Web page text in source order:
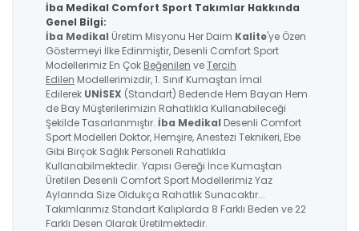
İba Medikal Comfort Sport Takımlar Hakkında
Genel Bilgi:
İba Medikal Üretim Misyonu Her Daim Kalite'ye Özen
Göstermeyi İlke Edinmiştir, Desenli Comfort Sport
Modellerimiz En Çok Beğenilen veTercih
Edilen Modellerimizdir, 1. Sınıf Kumaştan İmal
Edilerek UNİSEX (Standart) Bedende Hem Bayan Hem
de Bay Müşterilerimizin Rahatlıkla Kullanabileceği
Şekilde Tasarlanmıştır. İba Medikal Desenli Comfort
Sport Modelleri Doktor, Hemşire, Anestezi Teknikeri, Ebe
Gibi Birçok Sağlık Personeli Rahatlıkla
Kullanabilmektedir. Yapısı Gereği İnce Kumaştan
Üretilen Desenli Comfort Sport Modellerimiz Yaz
Aylarında Size Oldukça Rahatlık Sunacaktır...
Takımlarımız Standart Kalıplarda 8 Farklı Beden ve 22
Farklı Desen Olarak Üretilmektedir.